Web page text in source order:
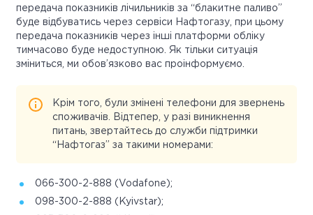
передача показників лічильників за “блакитне паливо”
буде відбуватись через сервіси Нафтогазу, при цьому
передача показників через інші платформи обліку
тимчасово буде недоступною. Як тільки ситуація
зміниться, ми обов’язково вас проінформуємо.
Крім того, були змінені телефони для звернень
споживачів. Відтепер, у разі виникнення
питань, звертайтесь до служби підтримки
“Нафтогаз” за такими номерами:
066-300-2-888 (Vodafone);
098-300-2-888 (Kyivstar);